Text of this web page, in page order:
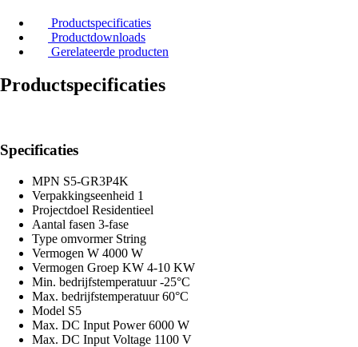
Productspecificaties
Productdownloads
Gerelateerde producten
Productspecificaties
Specificaties
MPN S5-GR3P4K
Verpakkingseenheid 1
Projectdoel Residentieel
Aantal fasen 3-fase
Type omvormer String
Vermogen W 4000 W
Vermogen Groep KW 4-10 KW
Min. bedrijfstemperatuur-25°C
Max. bedrijfstemperatuur60°C
Model S5
Max. DC Input Power6000 W
Max. DC Input Voltage 1100 V